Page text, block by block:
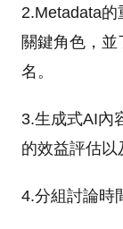
2.Metadata
關鍵角色，
名。
3.生成式AI內
的效益評估以
4.分組討論時